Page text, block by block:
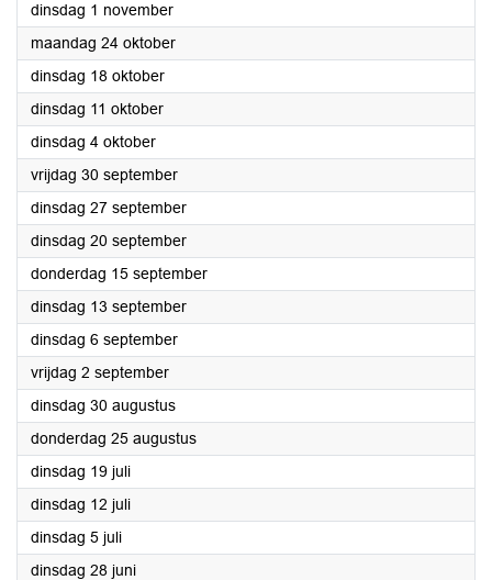
dinsdag 1 november2022
maandag 24 oktober2022
dinsdag 18 oktober2022
dinsdag 11 oktober2022
dinsdag 4 oktober2022
vrijdag 30 september2022
dinsdag 27 september2022
dinsdag 20 september2022
donderdag 15 september2022
dinsdag 13 september2022
dinsdag 6 september2022
vrijdag 2 september2022
dinsdag 30 augustus2022
donderdag 25 augustus2022
dinsdag 19 juli2022
dinsdag 12 juli2022
dinsdag 5 juli2022
dinsdag 28 juni2022